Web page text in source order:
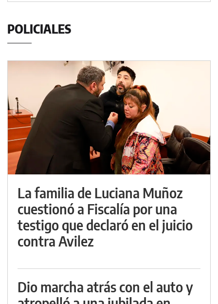
POLICIALES
La familia de Luciana Muñoz
cuestionó a Fiscalía por una
testigo que declaró en el juicio
contra Avilez
Dio marcha atrás con el auto y